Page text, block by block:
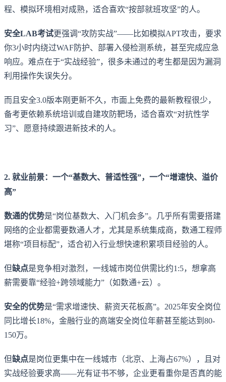
程、模拟环境相对成熟，适合喜欢“按部就班攻坚”的人。
安全LAB考试更强调“攻防实战”——比如模拟APT攻击，要求
你3小时内绕过WAF防护、部署入侵检测系统，甚至完成应急
响应。难点在于“实战经验”，很多未通过的考生都是因为漏洞
利用操作失误失分。
而且安全3.0版本刚更新不久，市面上免费的最新教程很少，
备考更依赖系统培训或自建攻防靶场，适合喜欢“对抗性学
习”、愿意持续跟进新技术的人。
2. 就业前景：一个“基数大、普适性强”，一个“增速快、溢价
高”
数通的优势是“岗位基数大、入门机会多”。几乎所有需要搭建
网络的企业都需要数通人才，尤其是系统集成商，数通工程师
堪称“项目标配”，适合初入行业想快速积累项目经验的人。
但缺点是竞争相对激烈，一线城市岗位供需比约1:5，想拿高
薪需要靠“经验+跨领域能力”（如数通+云）。
安全的优势是“需求增速快、薪资天花板高”。2025年安全岗位
同比增长18%，金融行业的高端安全岗位年薪甚至能达到80-
150万。
但缺点是岗位更集中在一线城市（北京、上海占67%），且对
实战经验要求高——光有证书不够，企业更看重你是否真的能